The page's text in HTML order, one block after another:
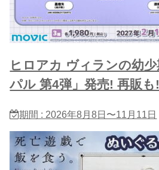
ヒロアカ ヴィランの幼
パル 第4弾」発売! 再販も!
期間 : 2026年8月8日〜11月11日